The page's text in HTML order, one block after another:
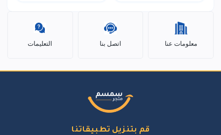
معلومات عنا اتصل بنا التعليمات
قم بتنزيل تطبيقاتنا